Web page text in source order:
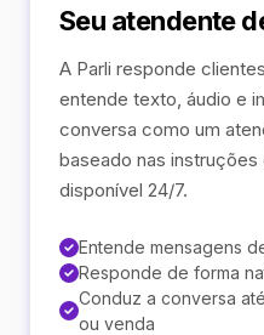
Seu atendente
A Parli responde
entende texto, áudio e
conversa como um
baseado nas
disponível 24/7.
Entende mensagens
Responde de forma
Conduz a conversa
ou venda